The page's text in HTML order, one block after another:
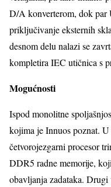
D/A konverterom, dok par
priključivanje eksternih
desnom delu nalazi se
kompletira IEC utičnica s
Mogućnosti
Ispod monolitne
kojima je Innuos poznat.
četvorojezgarni procesor
DDR5 radne memorije,
obavljanja zadataka.